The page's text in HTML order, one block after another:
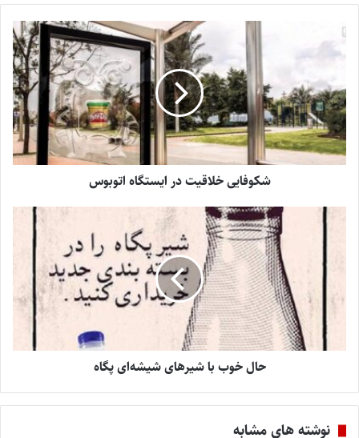
شکوفایی خلاقیت در ایستگاه اتوبوس
حال خوب با شیرهای شیشه‌ای پگاه
نوشته های مشابه